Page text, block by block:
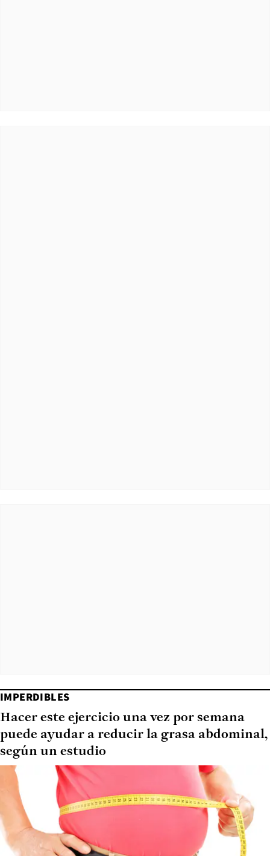
IMPERDIBLES
Hacer este ejercicio una vez por semana
puede ayudar a reducir la grasa abdominal,
según un estudio